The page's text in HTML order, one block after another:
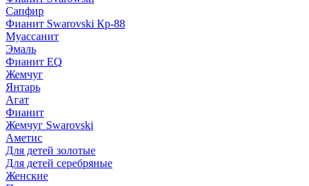
Сапфир
Фианит Swarovski Кр-88
Муассанит
Эмаль
Фианит EQ
Жемчуг
Янтарь
Агат
Фианит
Жемчуг Swarovski
Аметис
Для детей золотые
Для детей серебряные
Женские